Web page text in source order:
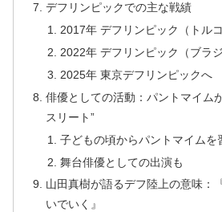
デフリンピックでの主な戦績
2017年 デフリンピック（トル
2022年 デフリンピック（ブラジ
2025年 東京デフリンピックへ
俳優としての活動：パントマイム
スリート”
子どもの頃からパントマイムを
舞台俳優としての出演も
山田真樹が語るデフ陸上の意味：
いでいく』